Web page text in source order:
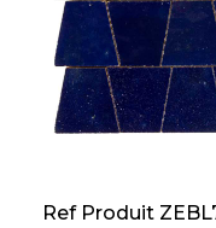
Ref Produit